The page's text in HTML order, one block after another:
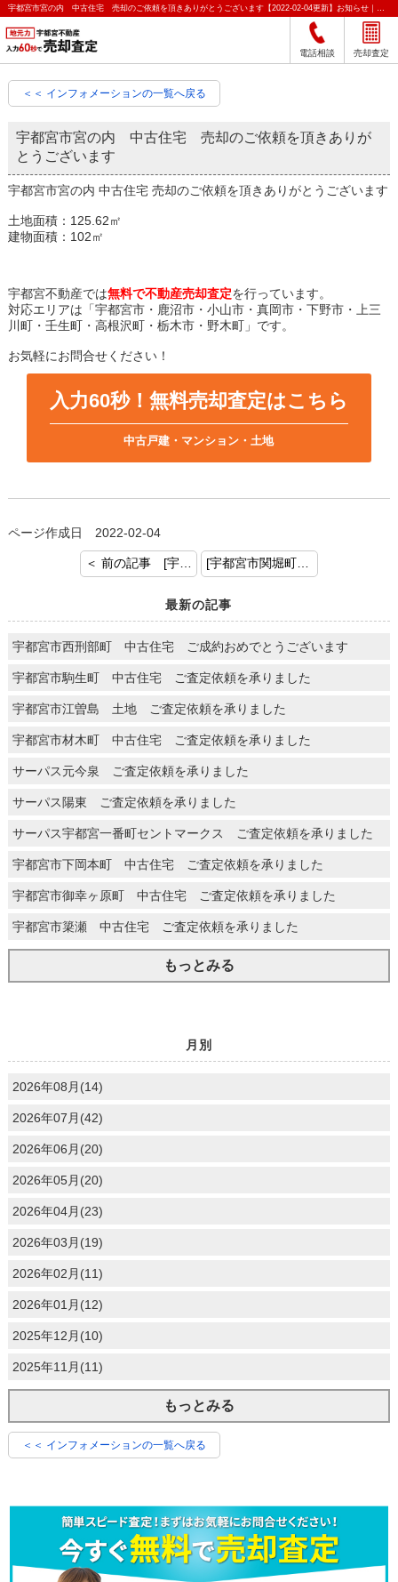
宇都宮市宮の内 中古住宅 売却のご依頼を頂きありがとうございます【2022-02-04更新】お知らせ｜宇都宮市の不動産をクイック売却査定｜宇都宮不動産
電話相談 売却査定
＜＜ インフォメーションの一覧へ戻る
宇都宮市宮の内 中古住宅 売却のご依頼を頂きありが
とうございます
宇都宮市宮の内 中古住宅 売却のご依頼を頂きありがとうございます
土地面積：125.62㎡
建物面積：102㎡
宇都宮不動産では無料で不動産売却査定を行っています。
対応エリアは「宇都宮市・鹿沼市・小山市・真岡市・下野市・上三
川町・壬生町・高根沢町・栃木市・野木町」です。
お気軽にお問合せください！
入力60秒！無料売却査定はこちら
中古戸建・マンション・土地
ページ作成日 2022-02-04
＜ 前の記事 [宇都宮市瑞穂 新築戸建て ご成約おめでとう御座います] [宇都宮市関堀町 ご売却の依頼を頂きましてありがとうございました] 次の記事 ＞
最新の記事
宇都宮市西刑部町 中古住宅 ご成約おめでとうございます
宇都宮市駒生町 中古住宅 ご査定依頼を承りました
宇都宮市江曽島 土地 ご査定依頼を承りました
宇都宮市材木町 中古住宅 ご査定依頼を承りました
サーパス元今泉 ご査定依頼を承りました
サーパス陽東 ご査定依頼を承りました
サーパス宇都宮一番町セントマークス ご査定依頼を承りました
宇都宮市下岡本町 中古住宅 ご査定依頼を承りました
宇都宮市御幸ヶ原町 中古住宅 ご査定依頼を承りました
宇都宮市簗瀬 中古住宅 ご査定依頼を承りました
もっとみる
月別
2026年08月(14)
2026年07月(42)
2026年06月(20)
2026年05月(20)
2026年04月(23)
2026年03月(19)
2026年02月(11)
2026年01月(12)
2025年12月(10)
2025年11月(11)
もっとみる
＜＜ インフォメーションの一覧へ戻る